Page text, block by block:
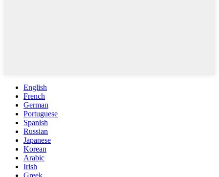
English
French
German
Portuguese
Spanish
Russian
Japanese
Korean
Arabic
Irish
Greek